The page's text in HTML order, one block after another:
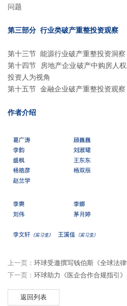
问题
第三部分 行业类破产重整投资观察
第十三节 能源行业破产重整投资洞
第十四节 房地产企业破产中购房人
投资人为视角
第十五节 金融企业破产重整投资观
作者介绍
上一页： 环球受邀撰写钱伯斯《全球法律
下一页： 环球助力《医企合作合规指引》
返回列表